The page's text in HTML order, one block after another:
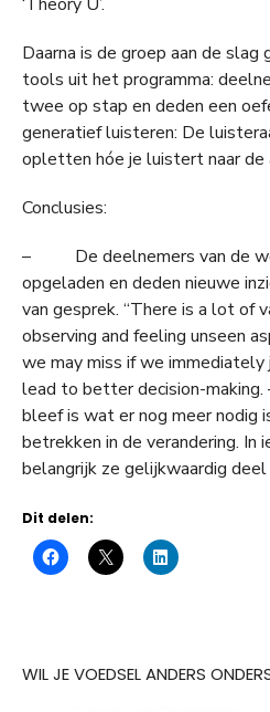
Daarna is de groep aan de slag
tools uit het programma:
twee op stap en deden een
generatief luisteren: De
opletten hóe je luistert naar de
Conclusies:
– De deelnemers van de
opgeladen en deden nieuwe
van gesprek. “There is a lot of
observing and feeling unseen
we may miss if we
lead to better decision-
bleef is wat er nog meer nodig
betrekken in de verandering. In
belangrijk ze gelijkwaardig
Dit delen:
WIL JE VOEDSEL ANDERS